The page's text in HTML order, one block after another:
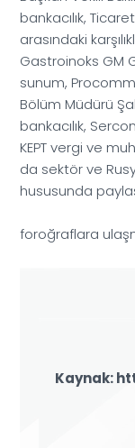
bankacılık,
arasındaki
Gastroinoks GM
sunum,
Bölüm Müdürü
bankacılık,
KEPT vergi ve
da sektör ve
hususunda
foroğraflara
Kaynak: